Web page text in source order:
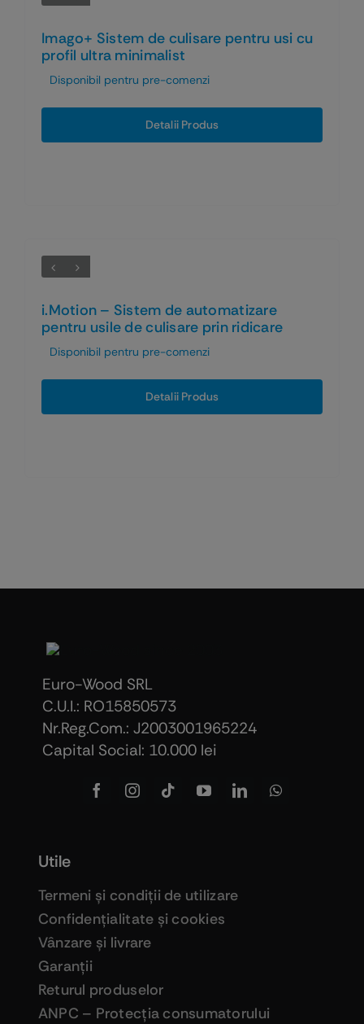
Imago+ Sistem de culisare pentru usi cu
profil ultra minimalist
Disponibil pentru pre-comenzi
Detalii Produs
i.Motion – Sistem de automatizare
pentru usile de culisare prin ridicare
Disponibil pentru pre-comenzi
Detalii Produs
Euro-Wood SRL
C.U.I.: RO15850573
Nr.Reg.Com.: J2003001965224
Capital Social: 10.000 lei
Utile
Termeni şi condiţii de utilizare
Confidenţialitate şi cookies
Vânzare şi livrare
Garanţii
Returul produselor
ANPC – Protecţia consumatorului